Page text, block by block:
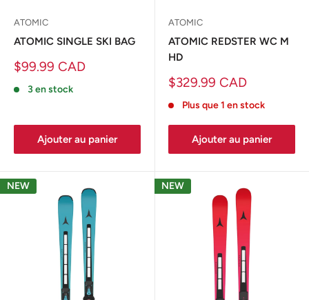
ATOMIC
ATOMIC SINGLE SKI BAG
Prix
$99.99 CAD
3 en stock
Ajouter au panier
ATOMIC
ATOMIC REDSTER WC M
HD
Prix
$329.99 CAD
Plus que 1 en stock
Ajouter au panier
NEW NEW